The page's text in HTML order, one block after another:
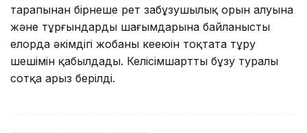
тарапынан бірнеше рет заңбұзушылық орын алуына
және тұрғындардың шағымдарына байланысты
елорда әкімдігі жобаның кеңеюін тоқтата тұру
шешімін қабылдады. Келісімшартты бұзу туралы
сотқа арыз берілді.